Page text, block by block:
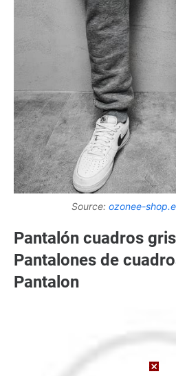
Source: ozonee-
Pantalón cuadros
Pantalones de
Pantalon